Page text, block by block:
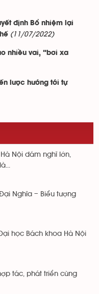
định Bổ nhiệm lại
(11/07/2022)
nhiều vai, “bơi xa
lược hướng tới tự
Nội dám nghĩ lớn,
Nghĩa – Biểu tượng
học Bách khoa Hà Nội
tác, phát triển cùng